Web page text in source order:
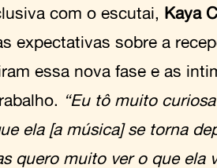
com o escutai, Kaya
expectativas sobre a
essa nova fase e as
“Eu tô muito
ela [a música] se torna
quero muito ver o que ela